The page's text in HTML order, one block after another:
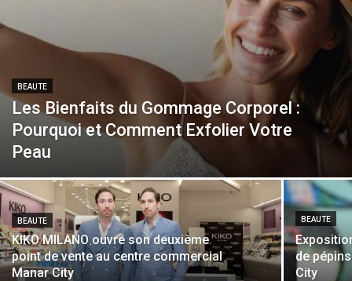
BEAUTE
Les Bienfaits du Gommage Corporel :
Pourquoi et Comment Exfolier Votre
Peau
BEAUTE
KIKO MILANO ouvre son deuxième
point de vente au centre commercial
Manar City
BEAUTE
de
City